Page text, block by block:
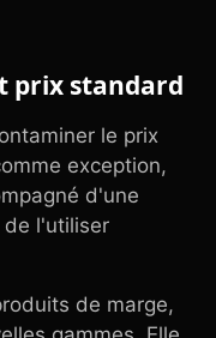
prix standard
le prix
exception,
d'une
de l'utiliser
de marge,